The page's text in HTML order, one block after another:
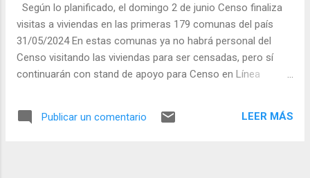
expandieron durante el período, siendo
Actividades Creativas, Artísticas y de
Entretenimiento la que más contribuyó con
15,976 puntos porcentuales (pp.). El Índice
de Ventas de Transporte y Almacenamiento,
acumulando un alza ...
Según lo planificado, el domingo 2 de junio Censo finaliza
visitas a viviendas en las primeras 179 comunas del país
31/05/2024 En estas comunas ya no habrá personal del
Censo visitando las viviendas para ser censadas, pero sí
continuarán con stand de apoyo para Censo en Línea
llamar al Fono Censo 1525 para acceder al Censo en Línea.
Publicar un comentario LEER MÁS